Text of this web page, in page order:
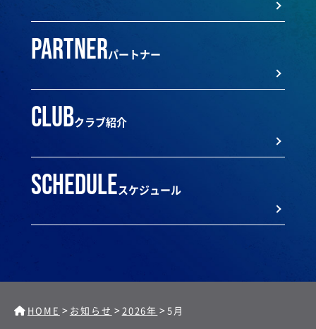
partnerパートナー
clubクラブ紹介
scheduleスケジュール
HOME > お知らせ >2026年 > 5月